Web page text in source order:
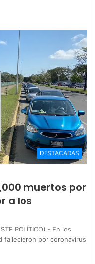
DESTACADAS
muertos por
a los
POLÍTICO).- En los
fallecieron por coronavirus